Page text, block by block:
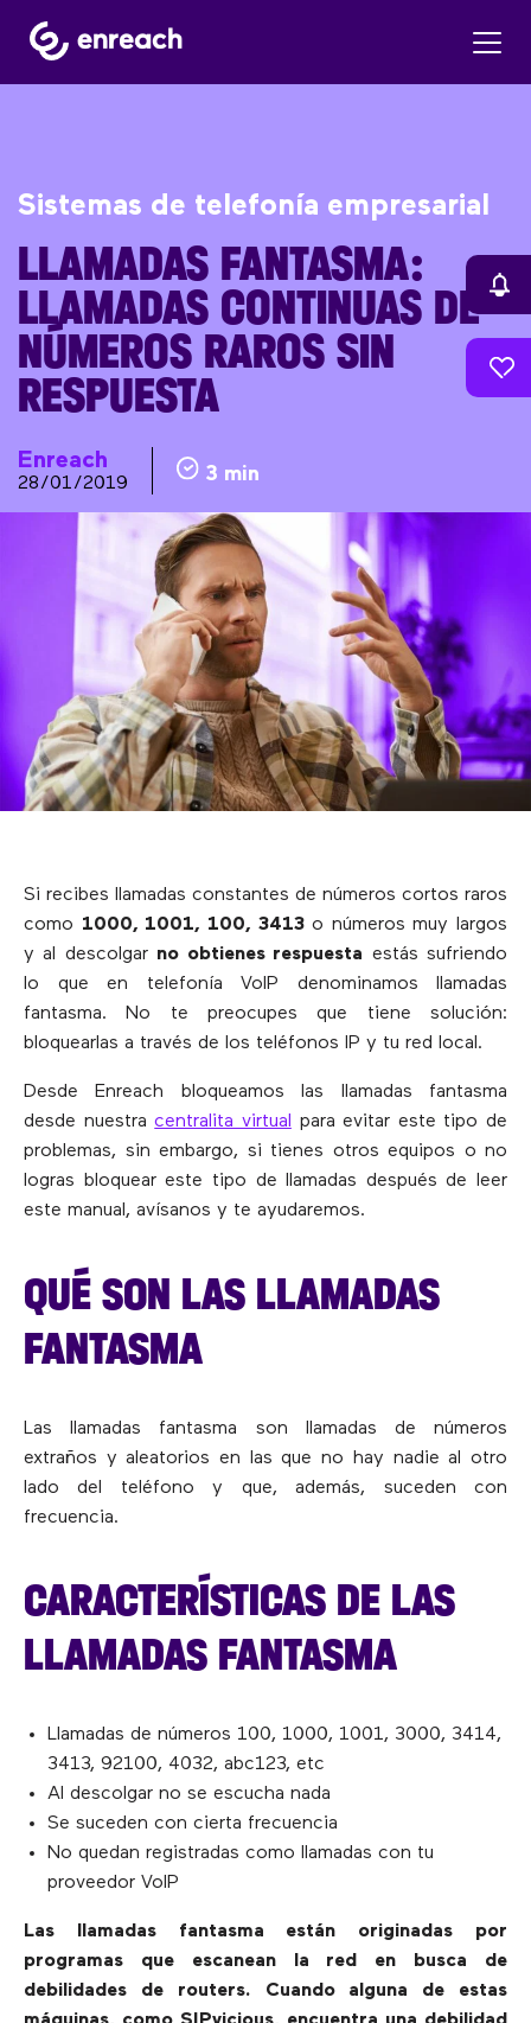
Sistemas de telefonía empresarial
LLAMADAS FANTASMA:
LLAMADAS CONTINUAS DE
NÚMEROS RAROS SIN
RESPUESTA
Enreach
28/01/2019 3 min
Si recibes llamadas constantes de números cortos raros
como 1000, 1001, 100, 3413o números muy largos
y al descolgar no obtienes respuesta estás sufriendo
lo que en telefonía VoIP denominamos llamadas
fantasma. No te preocupes que tiene solución:
bloquearlas a través de los teléfonos IP y tu red local.
Desde Enreach bloqueamos las llamadas fantasma
desde nuestracentralita virtual para evitar este tipo de
problemas, sin embargo, si tienes otros equipos o no
logras bloquear este tipo de llamadas después de leer
este manual, avísanos y te ayudaremos.
QUÉ SON LAS LLAMADAS
FANTASMA
Las llamadas fantasma son llamadas de números
extraños y aleatorios en las que no hay nadie al otro
lado del teléfono y que, además, suceden con
frecuencia.
CARACTERÍSTICAS DE LAS
LLAMADAS FANTASMA
Llamadas de números 100, 1000, 1001, 3000, 3414,
3413, 92100, 4032, abc123, etc
Al descolgar no se escucha nada
Se suceden con cierta frecuencia
No quedan registradas como llamadas con tu
proveedor VoIP
Las llamadas fantasma están originadas por
programas que escanean la red en busca de
debilidades de routers. Cuando alguna de estas